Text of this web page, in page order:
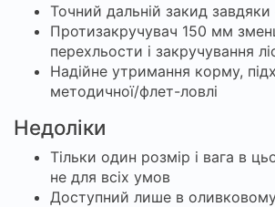
Точний дальній закид завдяки
Протизакручувач 150 мм
перехльости і закручування
Надійне утримання корму,
методичної/флет-ловлі
Недоліки
Тільки один розмір і вага в
не для всіх умов
Доступний лише в